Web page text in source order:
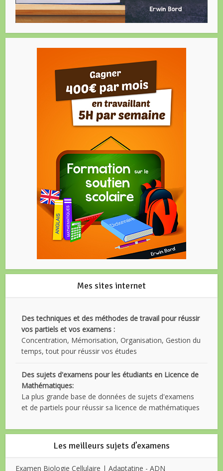
Mes sites internet
Des techniques et des méthodes de travail pour réussir
vos partiels et vos examens :
Concentration, Mémorisation, Organisation, Gestion du
temps, tout pour réussir vos études
Des sujets d'examens pour les étudiants en Licence de
Mathématiques:
La plus grande base de données de sujets d'examens
et de partiels pour réussir sa licence de mathématiques
Les meilleurs sujets d’examens
Examen Biologie Cellulaire | Adaptatine - ADN